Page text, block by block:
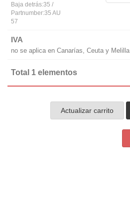
Baja detrás:35 /
Partnumber:35 AU
57
IVA
no se aplica en Canarías, Ceuta y Melilla
Total 1 elementos
Actualizar carrito